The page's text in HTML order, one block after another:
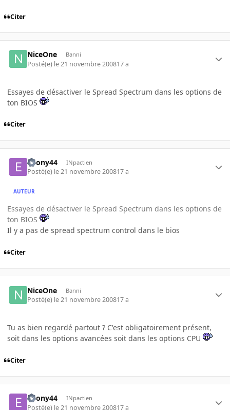
Citer
NiceOne Banni
Posté(e) le 21 novembre 200817 a
Essayes de désactiver le Spread Spectrum dans les options de
ton BIOS
Citer
edony44 INpactien
Posté(e) le 21 novembre 200817 a
AUTEUR
Essayes de désactiver le Spread Spectrum dans les options de
ton BIOS
Il y a pas de spread spectrum control dans le bios
Citer
NiceOne Banni
Posté(e) le 21 novembre 200817 a
Tu as bien regardé partout ? C'est obligatoirement présent,
soit dans les options avancées soit dans les options CPU
Citer
edony44 INpactien
Posté(e) le 21 novembre 200817 a